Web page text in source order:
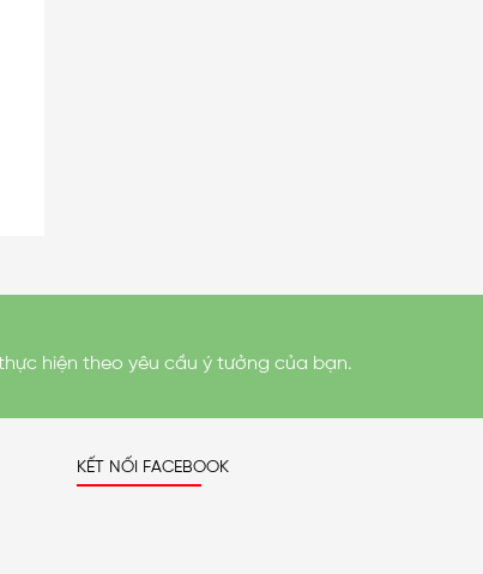
hiện theo yêu cầu ý tưởng của bạn.
KẾT NỐI FACEBOOK